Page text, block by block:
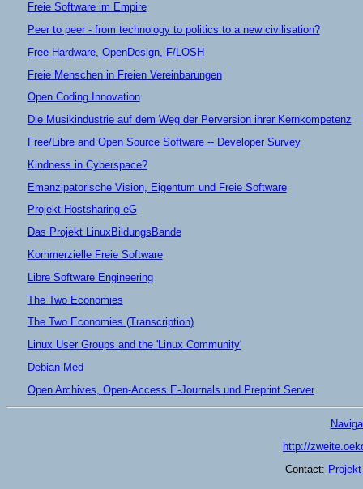
Freie Software im Empire
Peer to peer - from technology to politics to a new civilisation?
Free Hardware, OpenDesign, F/LOSH
Freie Menschen in Freien Vereinbarungen
Open Coding Innovation
Die Musikindustrie auf dem Weg der Perversion ihrer Kernkompetenz
Free/Libre and Open Source Software -- Developer Survey
Kindness in Cyberspace?
Emanzipatorische Vision, Eigentum und Freie Software
Projekt Hostsharing eG
Das Projekt LinuxBildungsBande
Kommerzielle Freie Software
Libre Software Engineering
The Two Economies
The Two Economies (Transcription)
Linux User Groups and the 'Linux Community'
Debian-Med
Open Archives, Open-Access E-Journals und Preprint Server
http://
Contact: